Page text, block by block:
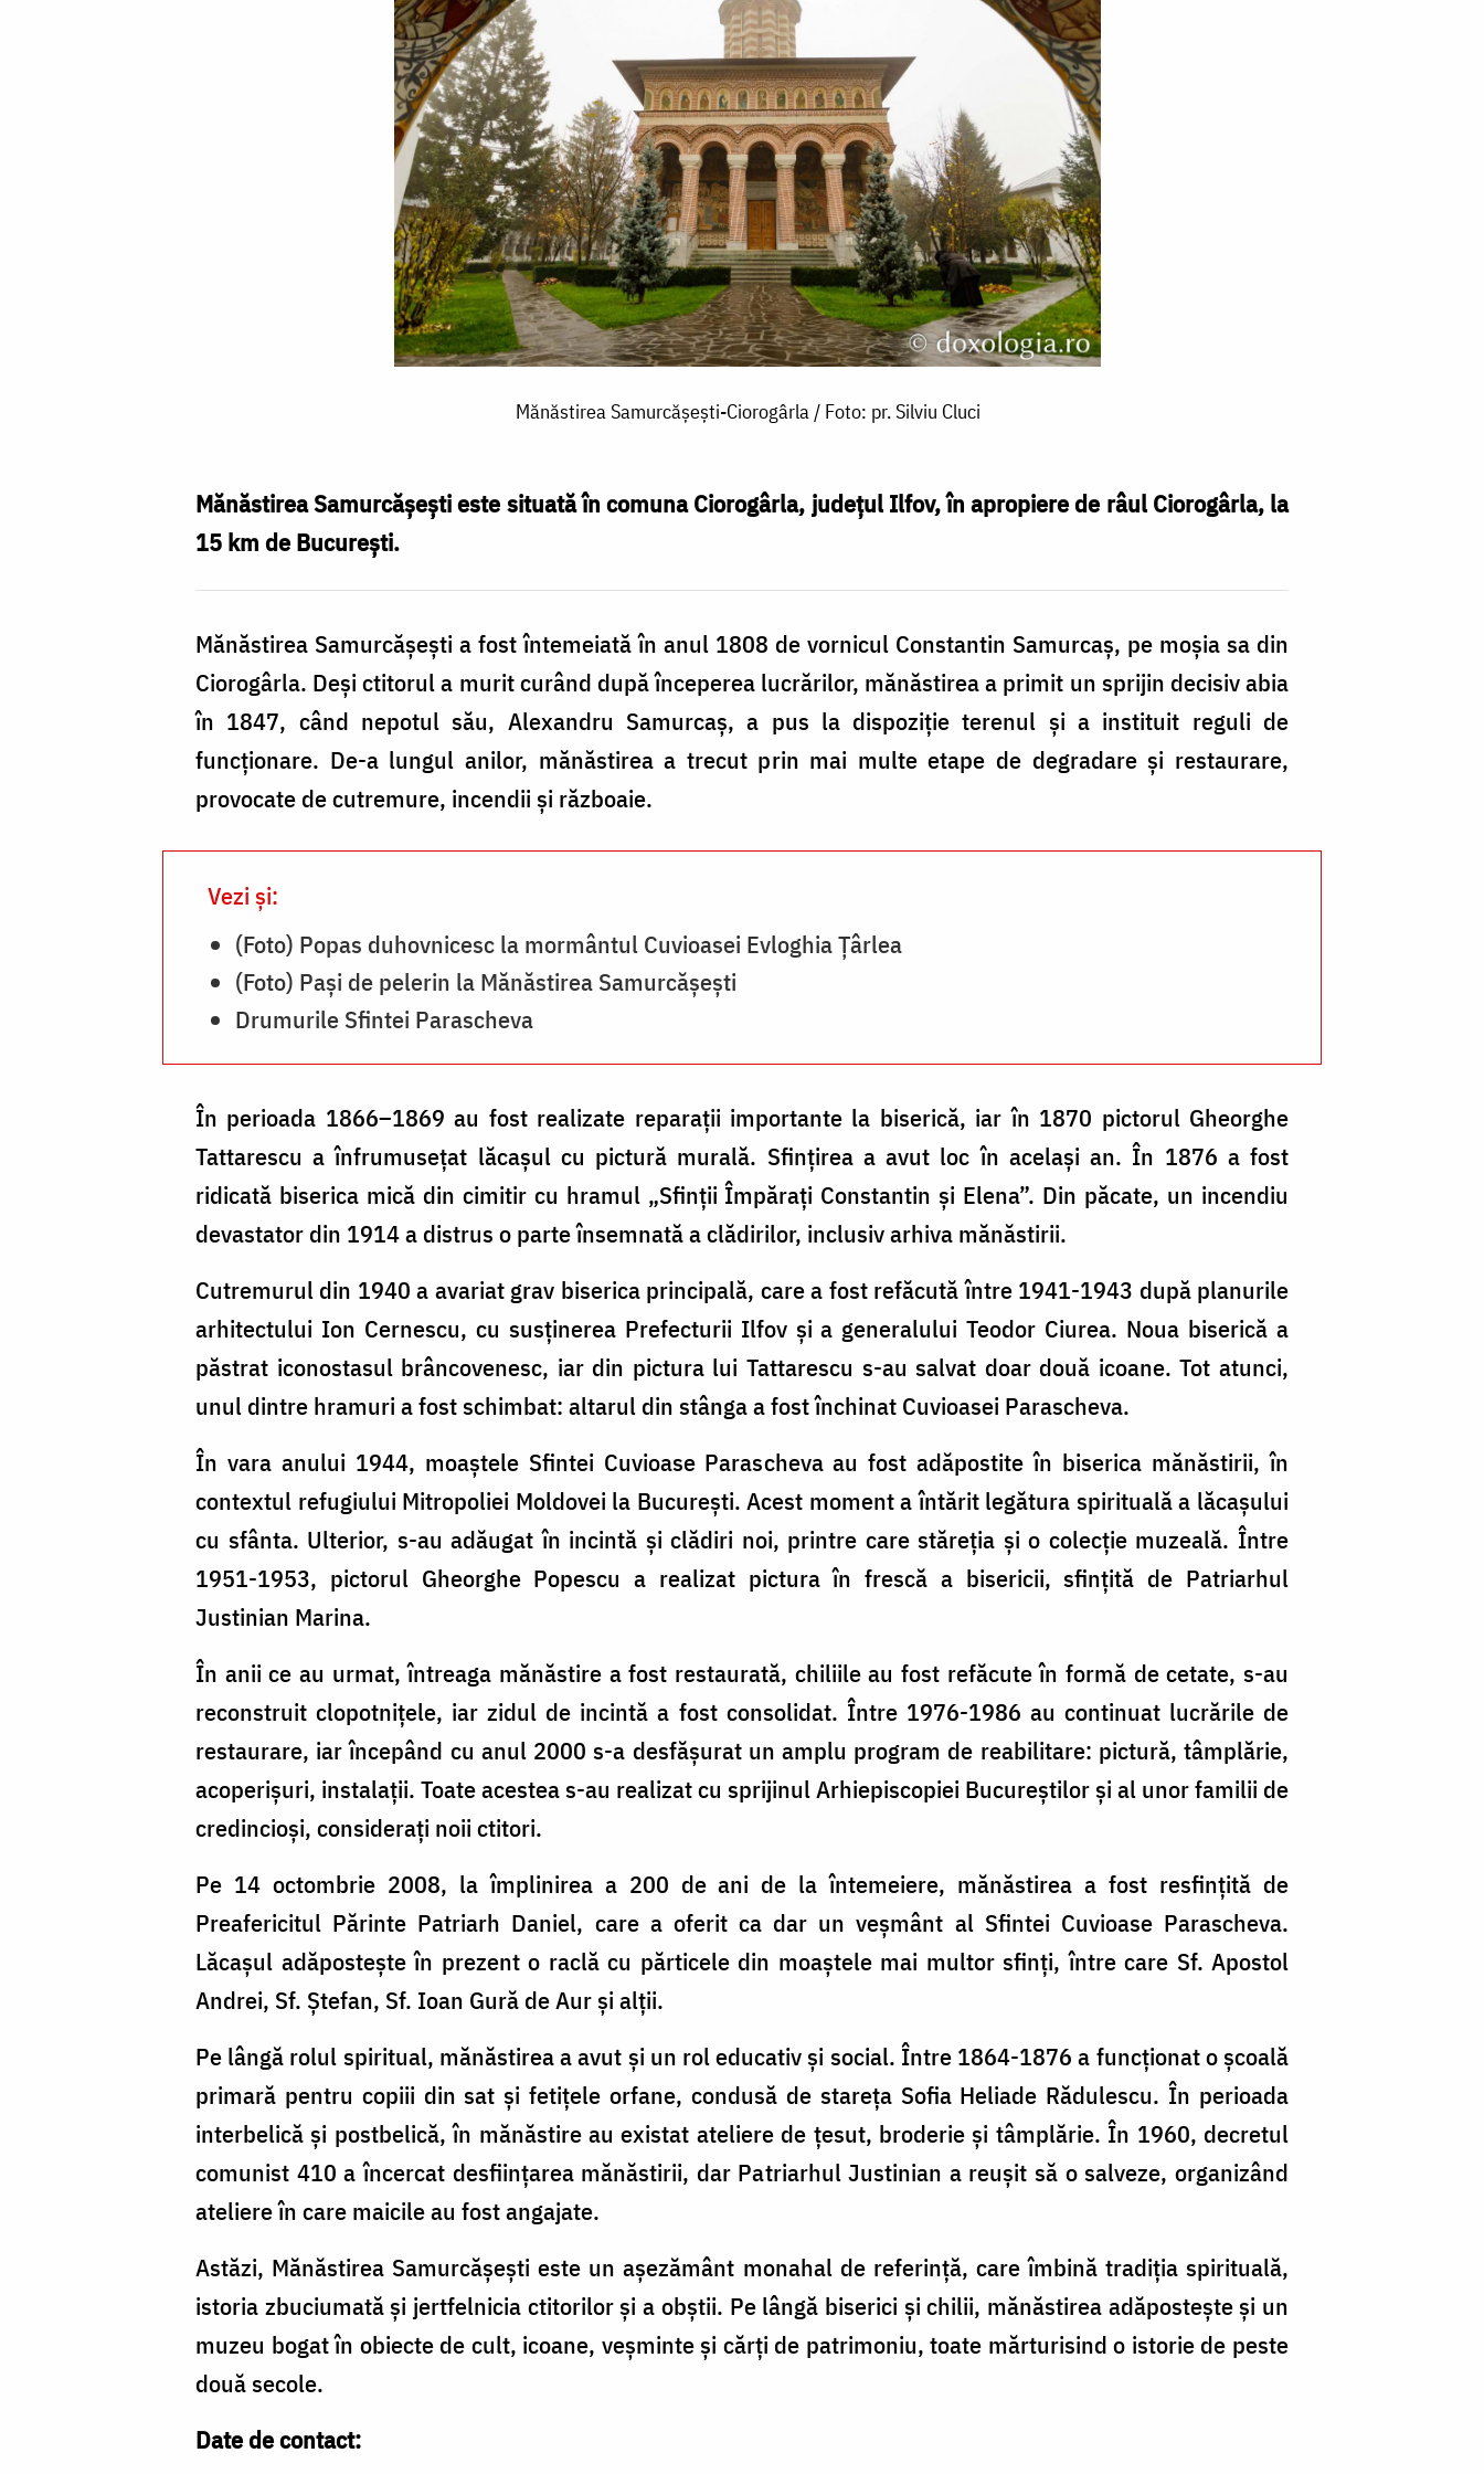
Mănăstirea Samurcășești-Ciorogârla / Foto: pr. Silviu Cluci
Mănăstirea Samurcășești este situată în comuna Ciorogârla, județul Ilfov, în apropiere de râul Ciorogârla, la
15 km de București.
Mănăstirea Samurcășești a fost întemeiată în anul 1808 de vornicul Constantin Samurcaș, pe moșia sa din
Ciorogârla. Deși ctitorul a murit curând după începerea lucrărilor, mănăstirea a primit un sprijin decisiv abia
în 1847, când nepotul său, Alexandru Samurcaș, a pus la dispoziție terenul și a instituit reguli de
funcționare. De-a lungul anilor, mănăstirea a trecut prin mai multe etape de degradare și restaurare,
provocate de cutremure, incendii și războaie.
Vezi și:
(Foto) Popas duhovnicesc la mormântul Cuvioasei Evloghia Țârlea
(Foto) Pași de pelerin la Mănăstirea Samurcășești
Drumurile Sfintei Parascheva
În perioada 1866–1869 au fost realizate reparații importante la biserică, iar în 1870 pictorul Gheorghe
Tattarescu a înfrumusețat lăcașul cu pictură murală. Sfințirea a avut loc în același an. În 1876 a fost
ridicată biserica mică din cimitir cu hramul „Sfinții Împărați Constantin și Elena”. Din păcate, un incendiu
devastator din 1914 a distrus o parte însemnată a clădirilor, inclusiv arhiva mănăstirii.
Cutremurul din 1940 a avariat grav biserica principală, care a fost refăcută între 1941-1943 după planurile
arhitectului Ion Cernescu, cu susținerea Prefecturii Ilfov și a generalului Teodor Ciurea. Noua biserică a
păstrat iconostasul brâncovenesc, iar din pictura lui Tattarescu s-au salvat doar două icoane. Tot atunci,
unul dintre hramuri a fost schimbat: altarul din stânga a fost închinat Cuvioasei Parascheva.
În vara anului 1944, moaștele Sfintei Cuvioase Parascheva au fost adăpostite în biserica mănăstirii, în
contextul refugiului Mitropoliei Moldovei la București. Acest moment a întărit legătura spirituală a lăcașului
cu sfânta. Ulterior, s-au adăugat în incintă și clădiri noi, printre care stăreția și o colecție muzeală. Între
1951-1953, pictorul Gheorghe Popescu a realizat pictura în frescă a bisericii, sfințită de Patriarhul
Justinian Marina.
În anii ce au urmat, întreaga mănăstire a fost restaurată, chiliile au fost refăcute în formă de cetate, s-au
reconstruit clopotnițele, iar zidul de incintă a fost consolidat. Între 1976-1986 au continuat lucrările de
restaurare, iar începând cu anul 2000 s-a desfășurat un amplu program de reabilitare: pictură, tâmplărie,
acoperișuri, instalații. Toate acestea s-au realizat cu sprijinul Arhiepiscopiei Bucureștilor și al unor familii de
credincioși, considerați noii ctitori.
Pe 14 octombrie 2008, la împlinirea a 200 de ani de la întemeiere, mănăstirea a fost resfințită de
Preafericitul Părinte Patriarh Daniel, care a oferit ca dar un veșmânt al Sfintei Cuvioase Parascheva.
Lăcașul adăpostește în prezent o raclă cu părticele din moaștele mai multor sfinți, între care Sf. Apostol
Andrei, Sf. Ștefan, Sf. Ioan Gură de Aur și alții.
Pe lângă rolul spiritual, mănăstirea a avut și un rol educativ și social. Între 1864-1876 a funcționat o școală
primară pentru copiii din sat și fetițele orfane, condusă de stareța Sofia Heliade Rădulescu. În perioada
interbelică și postbelică, în mănăstire au existat ateliere de țesut, broderie și tâmplărie. În 1960, decretul
comunist 410 a încercat desființarea mănăstirii, dar Patriarhul Justinian a reușit să o salveze, organizând
ateliere în care maicile au fost angajate.
Astăzi, Mănăstirea Samurcășești este un așezământ monahal de referință, care îmbină tradiția spirituală,
istoria zbuciumată și jertfelnicia ctitorilor și a obștii. Pe lângă biserici și chilii, mănăstirea adăpostește și un
muzeu bogat în obiecte de cult, icoane, veșminte și cărți de patrimoniu, toate mărturisind o istorie de peste
două secole.
Date de contact: